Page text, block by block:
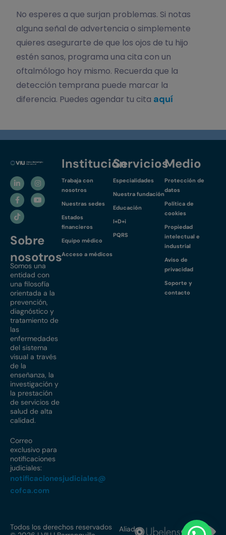
No esperes a que surjan problemas. Si notas
alguna señal de advertencia o simplemente
quieres asegurarte de que los ojos de tu hijo
estén sanos, programa una cita con un
oftalmólogo hoy mismo. Recuerda que la
detección temprana puede marcar la
diferencia. Puedes agendar tu cita aquí
Sobre
nosotros
Somos una
entidad con
una filosofía
orientada a la
prevención,
diagnóstico y
tratamiento de
las
enfermedades
del sistema
visual a través
de la
enseñanza, la
investigación y
la prestación
de servicios de
salud de alta
calidad.
Correo
exclusivo para
notificaciones
judiciales:
notificacionesjudiciales@
cofca.com
Institución
Trabaja con
nosotros
Nuestras sedes
Estados
financieros
Equipo médico
Acceso a médicos
Servicios
Especialidades
Nuestra fundación
Educación
I+D+i
PQRS
Medio
Protección de
datos
Política de
cookies
Propiedad
intelectual e
industrial
Aviso de
privacidad
Soporte y
contacto
Todos los derechos reservados
Aliados